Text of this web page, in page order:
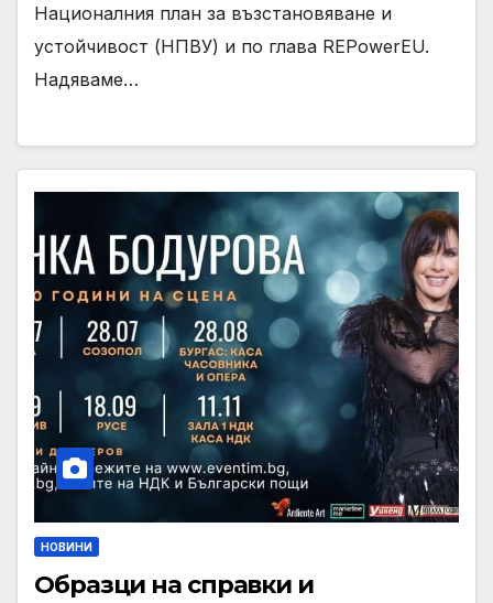
Националния план за възстановяване и
устойчивост (НПВУ) и по глава REPowerEU.
Надяваме…
НОВИНИ
Образци на справки и